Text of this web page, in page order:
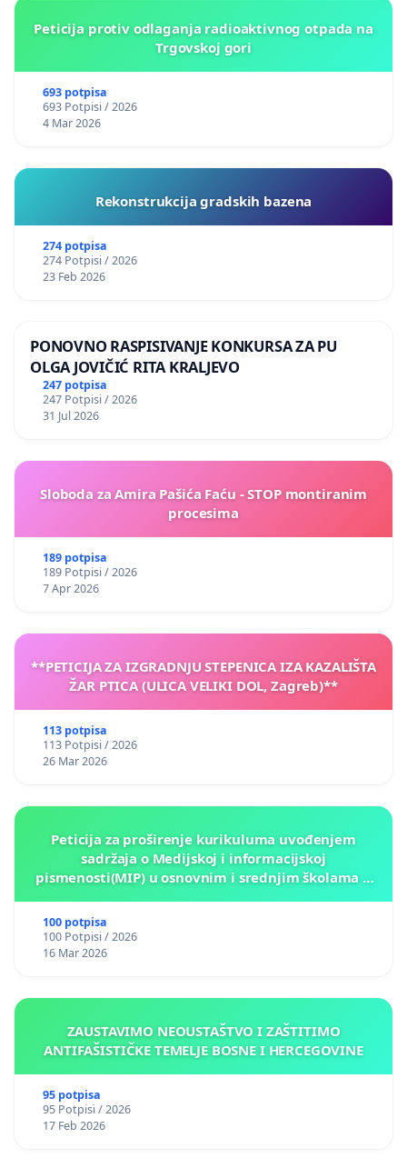
Peticija protiv odlaganja radioaktivnog otpada na
Trgovskoj gori
693 potpisa
693 Potpisi / 2026
4 Mar 2026
Rekonstrukcija gradskih bazena
274 potpisa
274 Potpisi / 2026
23 Feb 2026
PONOVNO RASPISIVANJE KONKURSA ZA PU
OLGA JOVIČIĆ RITA KRALJEVO
247 potpisa
247 Potpisi / 2026
31 Jul 2026
Sloboda za Amira Pašića Faću - STOP montiranim
procesima
189 potpisa
189 Potpisi / 2026
7 Apr 2026
**PETICIJA ZA IZGRADNJU STEPENICA IZA KAZALIŠTA
ŽAR PTICA (ULICA VELIKI DOL, Zagreb)**
113 potpisa
113 Potpisi / 2026
26 Mar 2026
Peticija za proširenje kurikuluma uvođenjem
sadržaja o Medijskoj i informacijskoj
pismenosti(MIP) u osnovnim i srednjim školama u
100 potpisa
100 Potpisi / 2026
16 Mar 2026
ZAUSTAVIMO NEOUSTAŠTVO I ZAŠTITIMO
ANTIFAŠISTIČKE TEMELJE BOSNE I HERCEGOVINE
95 potpisa
95 Potpisi / 2026
17 Feb 2026